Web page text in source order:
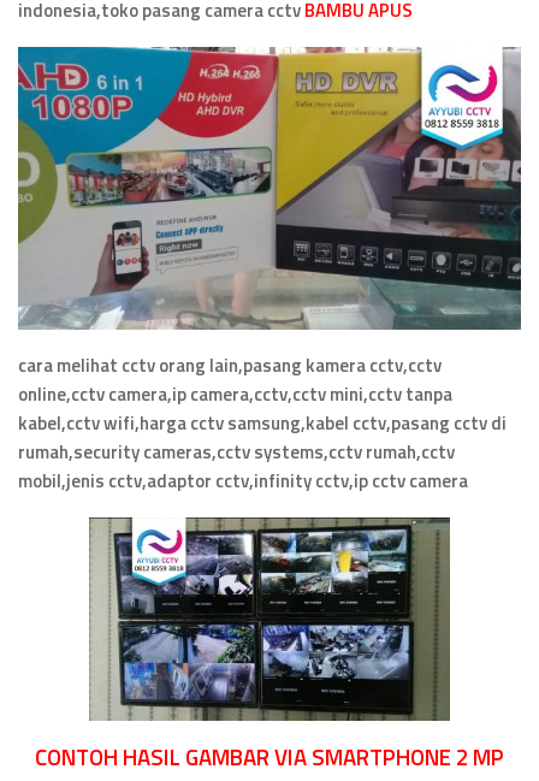
indonesia,toko pasang camera cctvBAMBU APUS
cara melihat cctv orang lain,pasang kamera cctv,cctv
online,cctv camera,ip camera,cctv,cctv mini,cctv tanpa
kabel,cctv wifi,harga cctv samsung,kabel cctv,pasang cctv di
rumah,security cameras,cctv systems,cctv rumah,cctv
mobil,jenis cctv,adaptor cctv,infinity cctv,ip cctv camera
CONTOH HASIL GAMBAR VIA SMARTPHONE 2 MP